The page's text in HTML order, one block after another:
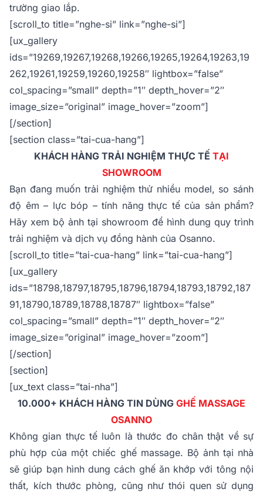
trường giao lắp.
[scroll_to title=”nghe-si” link=”nghe-si”]
[ux_gallery
ids=”19269,19267,19268,19266,19265,19264,19263,19
262,19261,19259,19260,19258″ lightbox=”false”
col_spacing=”small” depth=”1″ depth_hover=”2″
image_size=”original” image_hover=”zoom”]
[/section]
[section class=”tai-cua-hang”]
KHÁCH HÀNG TRẢI NGHIỆM THỰC TẾ TẠI
SHOWROOM
Bạn đang muốn trải nghiệm thử nhiều model, so sánh
độ êm – lực bóp – tính năng thực tế của sản phẩm?
Hãy xem bộ ảnh tại showroom để hình dung quy trình
trải nghiệm và dịch vụ đồng hành của Osanno.
[scroll_to title=”tai-cua-hang” link=”tai-cua-hang”]
[ux_gallery
ids=”18798,18797,18795,18796,18794,18793,18792,187
91,18790,18789,18788,18787″ lightbox=”false”
col_spacing=”small” depth=”1″ depth_hover=”2″
image_size=”original” image_hover=”zoom”]
[/section]
[section]
[ux_text class=”tai-nha”]
10.000+ KHÁCH HÀNG TIN DÙNG GHẾ MASSAGE
OSANNO
Không gian thực tế luôn là thước đo chân thật về sự
phù hợp của một chiếc ghế massage. Bộ ảnh tại nhà
sẽ giúp bạn hình dung cách ghế ăn khớp với tông nội
thất, kích thước phòng, cũng như thói quen sử dụng